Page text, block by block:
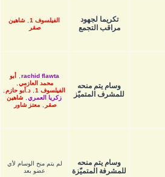
تكريما لجهود
مراقب التجمع
الفيلسوف 1
شاهين
صقر
وسام يتم منحه
للمشرف المتميّز
rachid flawta
أبو
محمد العازمي
الفيلسوف 1
د.أبو حازم
زكريا العمري
شاهين
صقر
معتز شاور
وسام يتم منحه
للمشرفة المتميّزة
لم يتم منح الوسام لأي
عضو بعد